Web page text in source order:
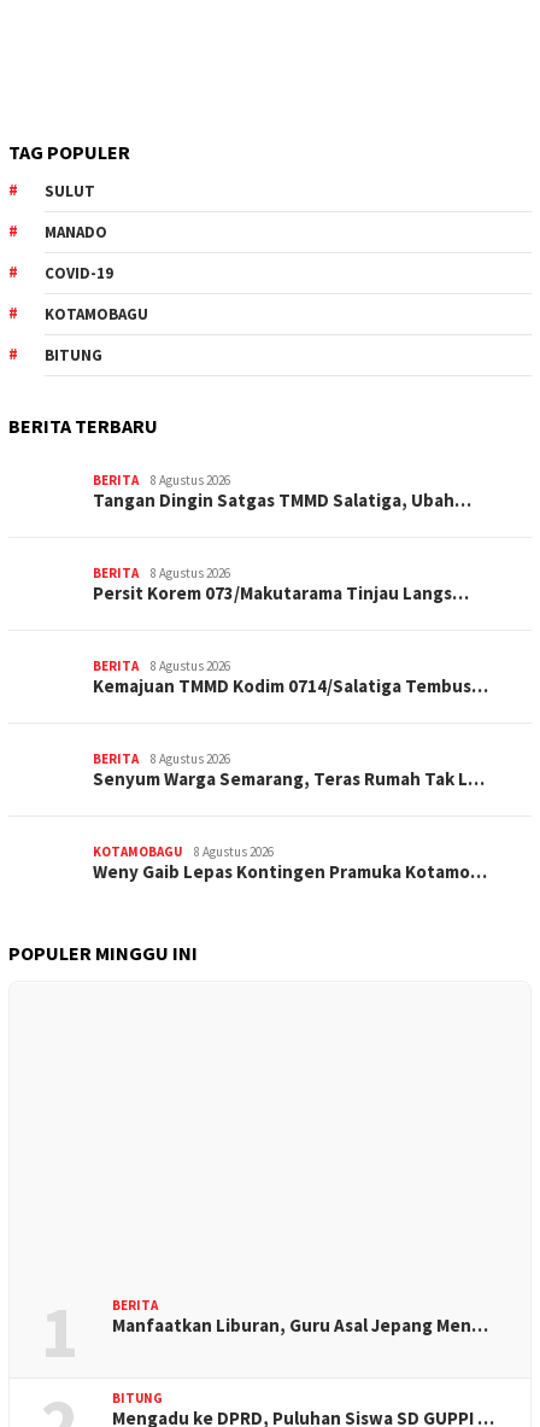
TAG POPULER
SULUT
MANADO
COVID-19
KOTAMOBAGU
BITUNG
BERITA TERBARU
BERITA 8 Agustus 2026
Tangan Dingin Satgas TMMD Salatiga, Ubah…
BERITA 8 Agustus 2026
Persit Korem 073/Makutarama Tinjau Langs…
BERITA 8 Agustus 2026
Kemajuan TMMD Kodim 0714/Salatiga Tembus…
BERITA 8 Agustus 2026
Senyum Warga Semarang, Teras Rumah Tak L…
KOTAMOBAGU 8 Agustus 2026
Weny Gaib Lepas Kontingen Pramuka Kotamo…
POPULER MINGGU INI
1 BERITA
Manfaatkan Liburan, Guru Asal Jepang Men…
BITUNG
Mengadu ke DPRD, Puluhan Siswa SD GUPPI …